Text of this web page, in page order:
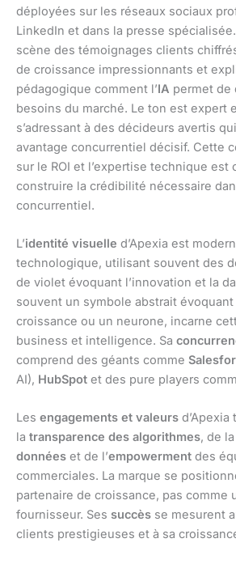
déployées sur les réseaux sociaux
LinkedIn et dans la presse
scène des témoignages clients
de croissance impressionnants et
pédagogique comment l’IA permet de
besoins du marché. Le ton est expert
s’adressant à des décideurs avertis
avantage concurrentiel décisif. Cette
sur le ROI et l’expertise technique est
construire la crédibilité nécessaire
concurrentiel.
L’identité visuelle d’Apexia est
technologique, utilisant souvent des
de violet évoquant l’innovation et la
souvent un symbole abstrait
croissance ou un neurone, incarne
business et intelligence. Sa
comprend des géants comme
AI), HubSpot et des pure players
Les engagements et valeurs
la transparence des algorithmes, de la
données et de l’empowerment des
commerciales. La marque se
partenaire de croissance, pas comme
fournisseur. Ses succès se mesurent
clients prestigieuses et à sa